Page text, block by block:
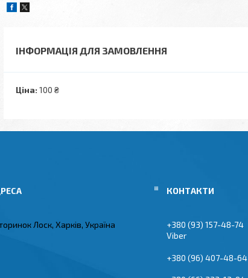
ІНФОРМАЦІЯ ДЛЯ ЗАМОВЛЕННЯ
Ціна: 100 ₴
Лоск, Харків, Україна
+380 (93) 157-48-74
Viber
+380 (96) 407-48-64